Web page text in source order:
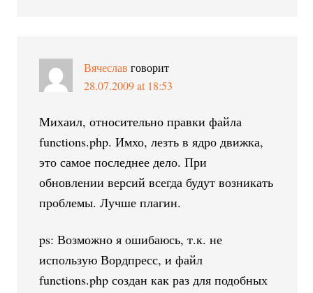
Вячеслав говорит
28.07.2009 at 18:53
Михаил, относительно правки файла
functions.php. Имхо, лезть в ядро движка,
это самое последнее дело. При
обновлении версий всегда будут возникать
проблемы. Лучше плагин.
ps: Возможно я ошибаюсь, т.к. не
использую Вордпресс, и файл
functions.php создан как раз для подобных